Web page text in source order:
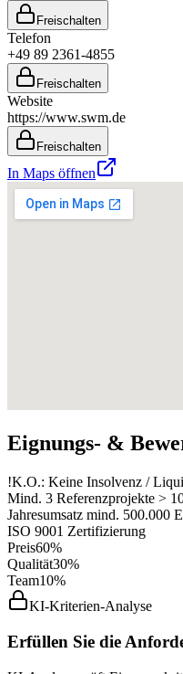
Freischalten
Telefon
+49 89 2361-4855
Freischalten
Website
https://www.swm.de
Freischalten
In Maps öffnen
Eignungs- &
!K.O.: Keine Insolvenz /
Mind. 3 Referenzprojekte >
Jahresumsatz mind. 500.000
ISO 9001 Zertifizierung
Preis60%
Qualität30%
Team10%
KI-Kriterien-Analyse
Erfüllen Sie die